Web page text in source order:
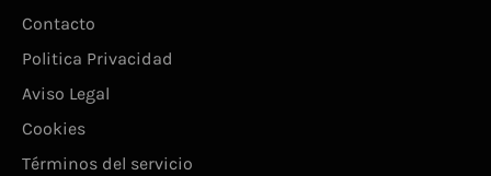
Contacto
Politica Privacidad
Aviso Legal
Cookies
Términos del servicio